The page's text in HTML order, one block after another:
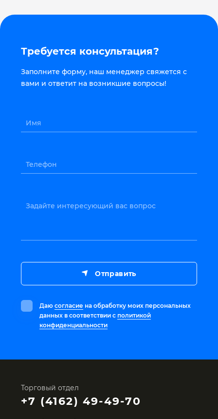
Требуется консультация?
Заполните форму, наш менеджер свяжется с
вами и ответит на возникшие вопросы!
Имя
Телефон
Задайте интересующий вас вопрос
Даю согласие на обработку моих персональных
данных в соответствии с политикой
конфиденциальности
Отправить
Торговый отдел
+7 (4162) 49-49-70